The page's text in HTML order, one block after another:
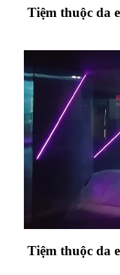
Tiệm thuộc da
Tiệm thuộc da